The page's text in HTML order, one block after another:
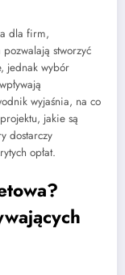
dla firm,
stworzyć
jednak wybór
wyjaśnia, na co
projektu, jakie są
dostarczy
opłat.